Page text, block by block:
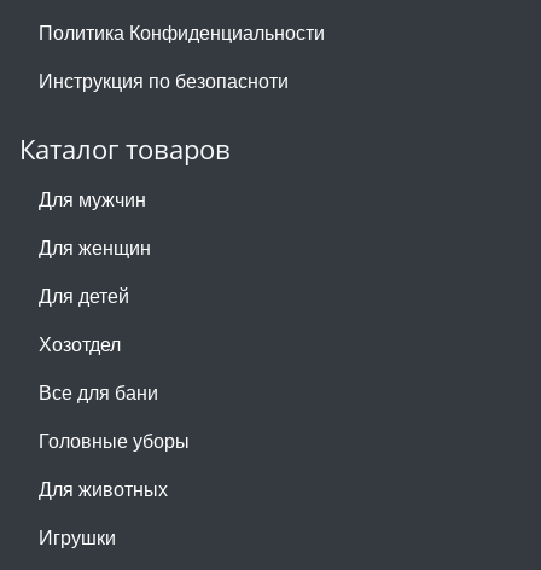
Политика Конфиденциальности
Инструкция по безопасноти
Каталог товаров
Для мужчин
Для женщин
Для детей
Хозотдел
Все для бани
Головные уборы
Для животных
Игрушки